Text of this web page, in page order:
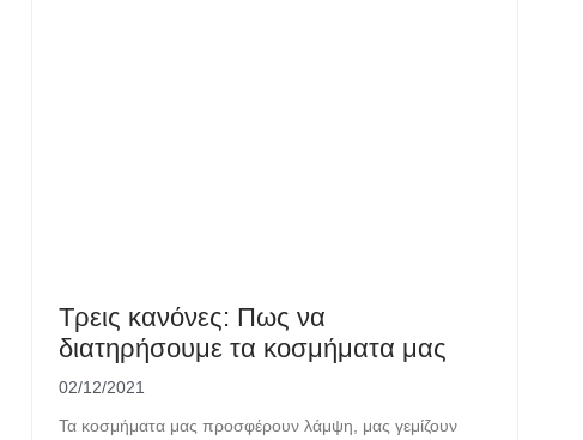
Τρεις κανόνες: Πως να
διατηρήσουμε τα κοσμήματα μας
02/12/2021
Τα κοσμήματα μας προσφέρουν λάμψη, μας γεμίζουν